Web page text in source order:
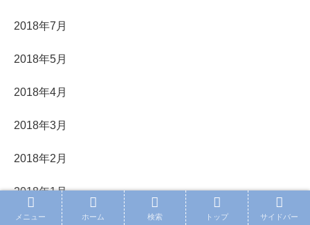
2018年7月
2018年5月
2018年4月
2018年3月
2018年2月
2018年1月
メニュー ホーム 検索 トップ サイドバー